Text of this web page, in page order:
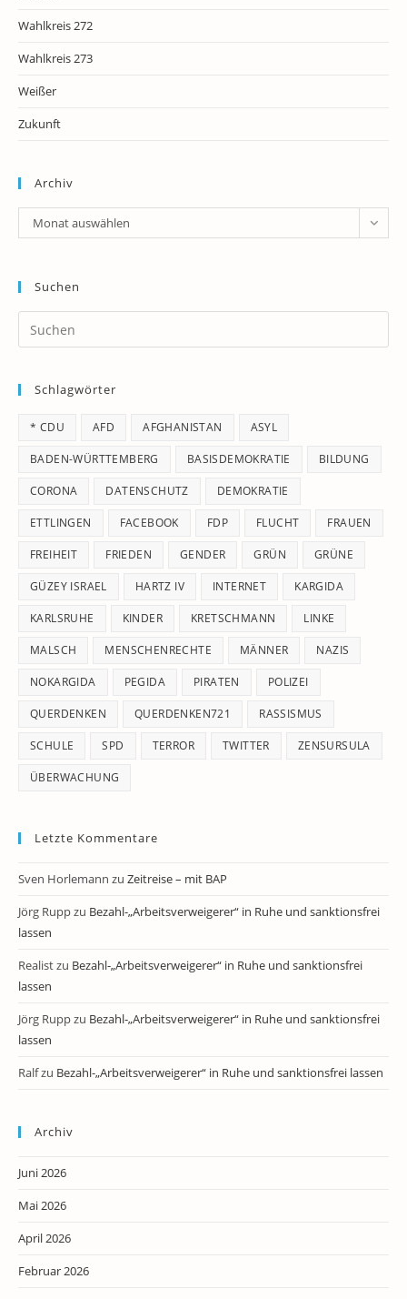
Wahlkreis 272
Wahlkreis 273
Weißer
Zukunft
Archiv
Archiv
Monat auswählen
Suchen
Schlagwörter
* CDU AFD AFGHANISTAN ASYL
BADEN-WÜRTTEMBERG BASISDEMOKRATIE BILDUNG
CORONA DATENSCHUTZ DEMOKRATIE
ETTLINGEN FACEBOOK FDP FLUCHT FRAUEN
FREIHEIT FRIEDEN GENDER GRÜN GRÜNE
GÜZEY ISRAEL HARTZ IV INTERNET KARGIDA
KARLSRUHE KINDER KRETSCHMANN LINKE
MALSCH MENSCHENRECHTE MÄNNER NAZIS
NOKARGIDA PEGIDA PIRATEN POLIZEI
QUERDENKEN QUERDENKEN721 RASSISMUS
SCHULE SPD TERROR TWITTER ZENSURSULA
ÜBERWACHUNG
Letzte Kommentare
Sven Horlemann zu Zeitreise – mit BAP
Jörg Ruppzu Bezahl-„Arbeitsverweigerer“ in Ruhe und sanktionsfrei
lassen
Realistzu Bezahl-„Arbeitsverweigerer“ in Ruhe und sanktionsfrei
lassen
Jörg Ruppzu Bezahl-„Arbeitsverweigerer“ in Ruhe und sanktionsfrei
lassen
Ralfzu Bezahl-„Arbeitsverweigerer“ in Ruhe und sanktionsfrei lassen
Archiv
Juni 2026
Mai 2026
April 2026
Februar 2026